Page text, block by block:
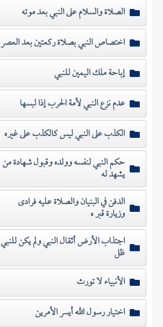
الصلاة والسلام على النبي بعد موته
اختصاص النبي بصلاة ركعتين بعد العصر
إباحة ملك اليمين للنبي
عدم نزع النبي لأمة الحرب إذا لبسها
الكذب على النبي ليس كالكذب على غيره
حكم النبي لنفسه وولده وقبول شهادة من
يشهد له
الدفن في البنيان والصلاة عليه فرادى
وزيارة قبر ه
اجتذاب الأرض أثقال النبي ولم يكن للنبي
ظل
الأنبياء لا تورث
اختيار رسول الله أيسر الأمرين